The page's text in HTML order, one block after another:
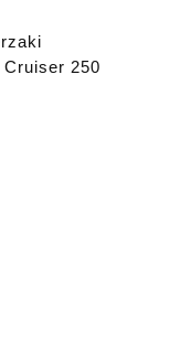
Cruiser 250